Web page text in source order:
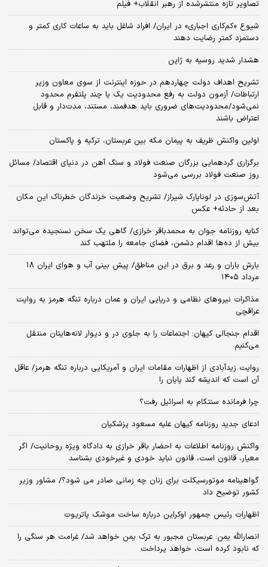
تصاویر تازه منتشرشده از رهبر انقلاب+ فیلم
شیوع «کم‌کاری اجباری» در ایران/ افراد شاغل باید به ساعات کاری کمتر و
دستمزد کمتر رضایت دهند
هشدار شدید روسیه به ژاپن
تشریح اهداف دولت چهاردهم در حوزه اینترنت از سوی معاون وزیر
ارتباطات/ آزمون دولت به رفع محدودیت یک یا چند پلتفرم محدود
نمی‌‎شود/محدودیت‌های ضروری باید هدفمند، مستند، مدت‌دار و قابل
اعتراض باشند
اولین واکنش ظریف به پیمان مکه بین عربستان، ترکیه و پاکستان
برگزاری گردهمایی بزرگان صنعت فولاد و سنگ آهن در دنیای اقتصاد/ مسائل
روز صنعت فولاد بررسی می‌شود
آتش‌سوزی در لوناپارک شیراز/ تشریح وضعیت خزندگان خطرناک این مکان
بعد از حادثه+ عکس
کنایه روزنامه جوان به محمدباقر خرازی/ گاهی یک سخن نسنجیده می‌تواند
بیش از ده‌ها اقدام دشمن، فضای جامعه را ملتهب کند
بارش باران و رعد و برق در این مناطق/ پیش بینی آب و هوای ایران ۱۸
مرداد ۱۴۰۵
مذاکرات نیروهای نظامی و دریایی ایران و عمان درباره تنگه هرمز به روایت
عراقچی
اقدام جنجالی کیهان: اجتماعات را به جلوی در و دیوار لانه‌هایتان منتقل
می‌کنیم
روایت زیدآبادی از اظهارات مقامات ایران و آمریکایی درباره تنگه هرمز/ عاقل
آن است که اندیشه کند پایان را
چرا فرمانده سنتکام به اسرائیل رفت؟
ادعای جدید روزنامه کیهان علیه مسعود پزشکیان
واکنش روزنامه اطلاعات به احضار باقر خرازی به دادگاه ویژه روحانیت/ اگر
معیار، قانون است، قانون نباید خودی و غیرخودی بشناسد
گواهینامه موتورسیکلت برای زنان چه زمانی صادر می شود؟/ مشاور وزیر
کشور توضیح داد
اظهارات رئیس جمهور اوکراین درباره ساخت موشک پاتریوت
انصارالله یمن: عربستان مجبور به ترک یمن خواهد شد/ غرامت هر سنگی را
که نابود کرده است، خواهد پرداخت